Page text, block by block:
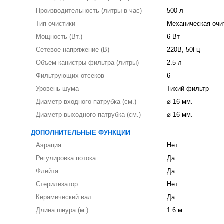
Производительность (литры в час)
500 л
Тип очистики
Механическая
Мощность (Вт.)
6 Вт
Сетевое напряжение (В)
220В, 50Гц
Объем канистры фильтра (литры)
2.5 л
Фильтрующих отсеков
6
Уровень шума
Тихий фильтр
Диаметр входного патрубка (см.)
⌀ 16 мм.
Диаметр выходного патрубка (см.)
⌀ 16 мм.
ДОПОЛНИТЕЛЬНЫЕ ФУНКЦИИ
Аэрация
Нет
Регулировка потока
Да
Флейта
Да
Стерилизатор
Нет
Керамический вал
Да
Длина шнура (м.)
1.6 м